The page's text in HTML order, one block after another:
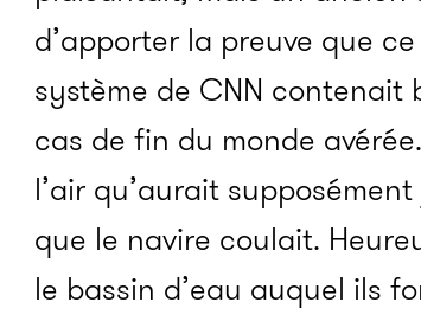
d’apporter la preuve que
système de CNN contenait
cas de fin du monde
l’air qu’aurait
que le navire coulait.
le bassin d’eau auquel ils